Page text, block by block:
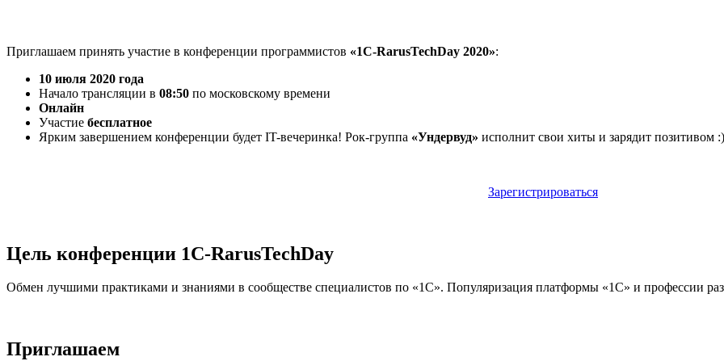
Приглашаем принять участие в конференции программистов «1C-RarusTechDay 2020»:
10 июля 2020 года
Начало трансляции в 08:50 по московскому времени
Онлайн
Участие бесплатное
Ярким завершением конференции будет IT-вечеринка! Рок-группа «Ундервуд» исполнит свои хиты и зарядит позитивом :)
Зарегистрироваться
Цель конференции 1C-RarusTechDay
Обмен лучшими практиками и знаниями в сообществе специалистов по «1С». Популяризация платформы «1С» и профессии
Приглашаем